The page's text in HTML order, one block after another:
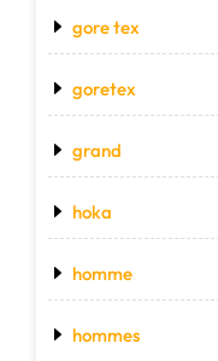
gore tex
goretex
grand
hoka
homme
hommes